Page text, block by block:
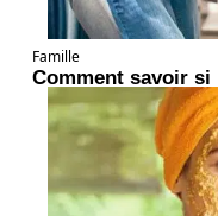
Famille
Comment savoir si